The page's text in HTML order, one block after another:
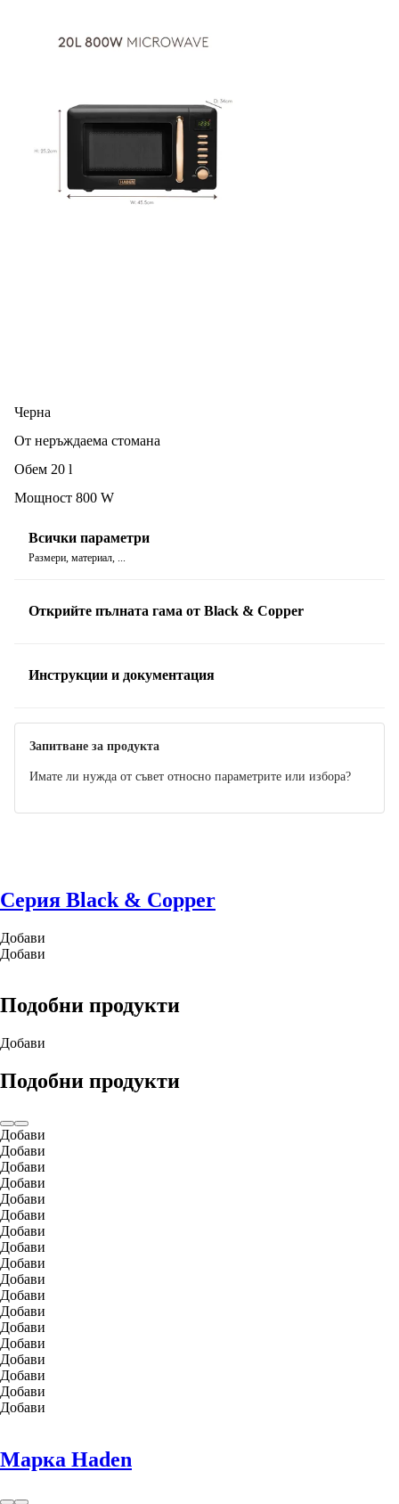
на готвенето.
Черна
От неръждаема стомана
Обем 20 l
Мощност 800 W
Всички параметри
Размери, материал, ...
Открийте пълната гама от Black & Copper
Инструкции и документация
Запитване за продукта
Имате ли нужда от съвет относно параметрите или избора?
Серия Black & Copper
Добави
Добави
Подобни продукти
Добави
Подобни продукти
Добави
Добави
Добави
Добави
Добави
Добави
Добави
Добави
Добави
Добави
Добави
Добави
Добави
Добави
Добави
Добави
Добави
Добави
Марка Haden